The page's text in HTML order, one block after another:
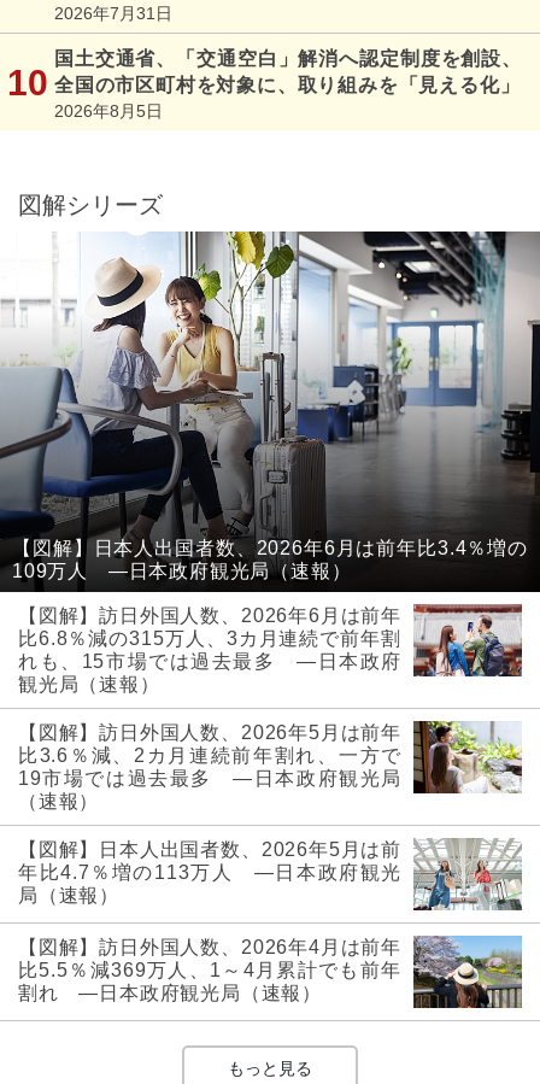
2026年7月31日
国土交通省、「交通空白」解消へ認定制度を創設、
全国の市区町村を対象に、取り組みを「見える化」
2026年8月5日
図解シリーズ
【図解】日本人出国者数、2026年6月は前年比3.4％増の
109万人 ―日本政府観光局（速報）
【図解】訪日外国人数、2026年6月は前年
比6.8％減の315万人、3カ月連続で前年割
れも、15市場では過去最多 ―日本政府
観光局（速報）
【図解】訪日外国人数、2026年5月は前年
比3.6％減、2カ月連続前年割れ、一方で
19市場では過去最多 ―日本政府観光局
（速報）
【図解】日本人出国者数、2026年5月は前
年比4.7％増の113万人 ―日本政府観光
局（速報）
【図解】訪日外国人数、2026年4月は前年
比5.5％減369万人、1～4月累計でも前年
割れ ―日本政府観光局（速報）
もっと見る